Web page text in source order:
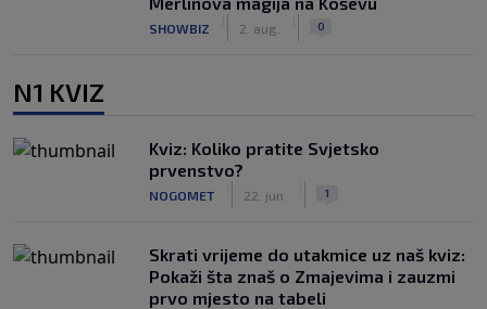
SHOWBIZ 2. aug. 0
N1 KVIZ
Kviz: Koliko pratite Svjetsko
prvenstvo?
NOGOMET 22. jun. 1
Skrati vrijeme do utakmice uz naš kviz:
Pokaži šta znaš o Zmajevima i zauzmi
prvo mjesto na tabeli